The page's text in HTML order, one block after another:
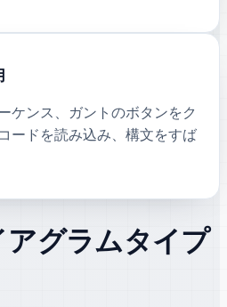
ケンス、ガントのボタンをク
ードを読み込み、構文をすば
グラムタイプ